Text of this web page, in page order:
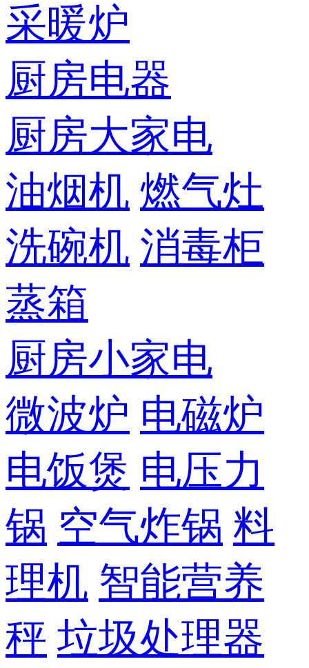
采暖炉
厨房电器
厨房大家电
油烟机 燃气灶
洗碗机 消毒柜
蒸箱
厨房小家电
微波炉 电磁炉
电饭煲 电压力
锅 空气炸锅 料
理机 智能营养
秤 垃圾处理器